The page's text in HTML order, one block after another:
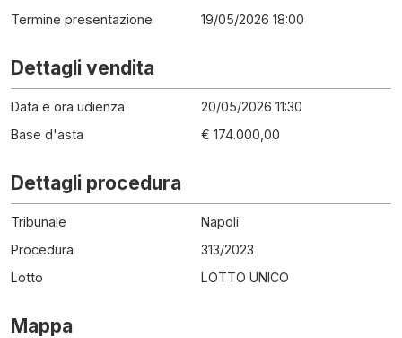
Termine presentazione
19/05/2026 18:00
Dettagli vendita
Data e ora udienza
20/05/2026 11:30
Base d'asta
€ 174.000,00
Dettagli procedura
Tribunale
Napoli
Procedura
313/2023
Lotto
LOTTO UNICO
Mappa